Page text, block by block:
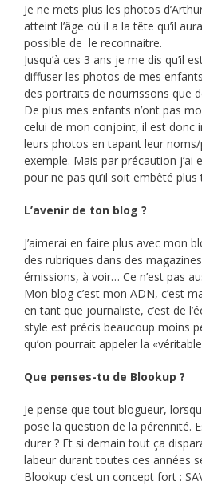
Je ne mets plus les photos
atteint l’âge où il a la tête qu’il
possible de le reconnaitre.
Jusqu’à ces 3 ans je me dis qu’il
diffuser les photos de mes
des portraits de nourrissons que
De plus mes enfants n’ont pas
celui de mon conjoint, il est donc
leurs photos en tapant leur
exemple. Mais par précaution j’ai
pour ne pas qu’il soit embêté
L’avenir de ton blog ?
J’aimerai en faire plus avec mon
des rubriques dans des
émissions, à voir… Ce n’est pas
Mon blog c’est mon ADN, c’est
en tant que journaliste, c’est de
style est précis beaucoup moins
qu’on pourrait appeler la
Que penses-tu de Blookup ?
Je pense que tout blogueur,
pose la question de la pérennité.
durer ? Et si demain tout ça
labeur durant toutes ces années
Blookup c’est un concept fort :